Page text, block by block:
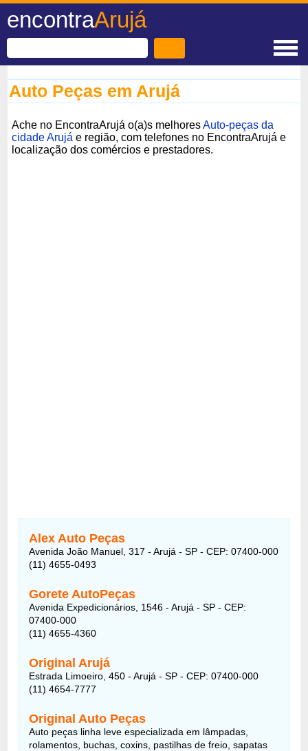
encontraArujá
Auto Peças em Arujá
Ache no EncontraArujá o(a)s melhoresAuto-peças da
cidade Arujá e região, com telefones no EncontraArujá e
localização dos comércios e prestadores.
Alex Auto Peças
Avenida João Manuel, 317 - Arujá - SP - CEP: 07400-000
(11) 4655-0493
Gorete AutoPeças
Avenida Expedicionários, 1546 - Arujá - SP - CEP:
07400-000
(11) 4655-4360
Original Arujá
Estrada Limoeiro, 450 - Arujá - SP - CEP: 07400-000
(11) 4654-7777
Original Auto Peças
Auto peças linha leve especializada em lâmpadas,
rolamentos, buchas, coxins, pastilhas de freio, sapatas